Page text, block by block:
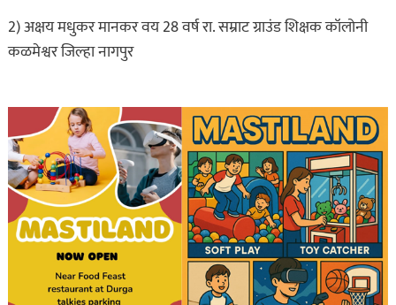
2) अक्षय मधुकर मानकर वय 28 वर्ष रा. सम्राट ग्राउंड शिक्षक कॉलोनी
कळमेश्वर जिल्हा नागपुर